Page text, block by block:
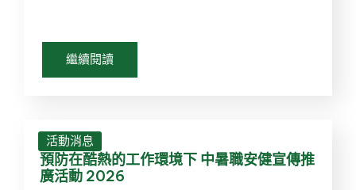
繼續閱讀
活動消息
預防在酷熱的工作環境下 中暑職安健宣傳推
廣活動 2026